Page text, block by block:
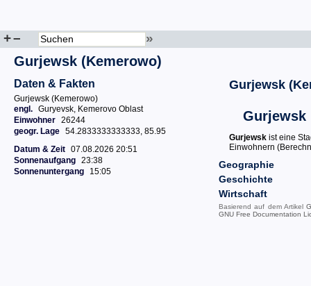
+– »
Gurjewsk (Kemerowo)
Daten & Fakten
Gurjewsk (Kemerowo)
engl. Guryevsk, Kemerovo Oblast
Einwohner 26244
geogr. Lage 54.2833333333333, 85.95
Datum & Zeit 07.08.2026 20:51
Sonnenaufgang 23:38
Sonnenuntergang
15:05
Gurjewsk
Gurjewsk
Gurjewsk ist eine
Einwohnern
Geographie
Geschichte
Wirtschaft
Basierend auf dem Artikel
GNU Free Documentation